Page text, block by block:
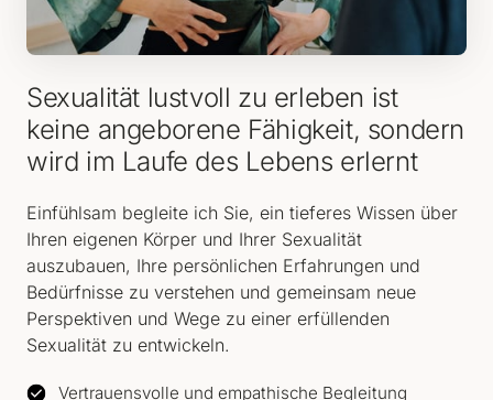
Sexualität lustvoll zu erleben ist
keine angeborene Fähigkeit, sondern
wird im Laufe des Lebens erlernt
Einfühlsam begleite ich Sie, ein tieferes Wissen über
Ihren eigenen Körper und Ihrer Sexualität
auszubauen, Ihre persönlichen Erfahrungen und
Bedürfnisse zu verstehen und gemeinsam neue
Perspektiven und Wege zu einer erfüllenden
Sexualität zu entwickeln.
Vertrauensvolle und empathische Begleitung